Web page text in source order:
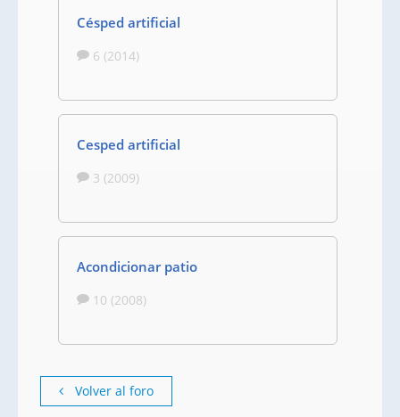
Césped artificial
6 (2014)
Cesped artificial
3 (2009)
Acondicionar patio
10 (2008)
Volver al foro